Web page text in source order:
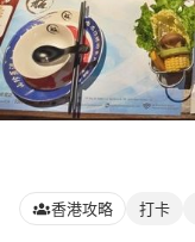
香港攻略 打卡